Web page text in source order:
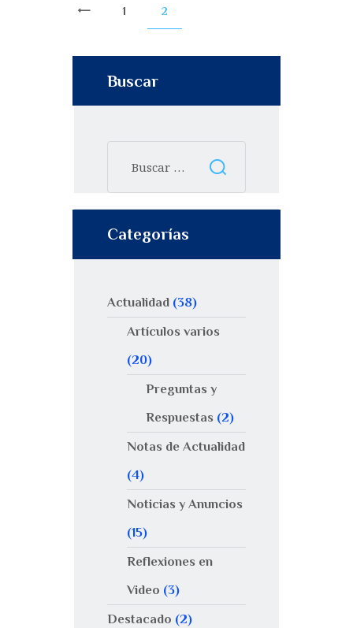
1 2
Buscar
Categorías
Actualidad (38)
Artículos varios
(20)
Preguntas y
Respuestas (2)
Notas de Actualidad
(4)
Noticias y Anuncios
(15)
Reflexiones en
Video (3)
Destacado (2)